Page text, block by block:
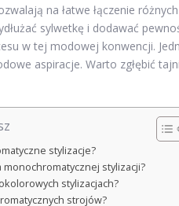
na łatwe łączenie
sylwetkę i dodawać
w tej modowej konwencji.
aspiracje. Warto zgłębić
stylizacje?
stylizacji?
stylizacjach?
strojów?